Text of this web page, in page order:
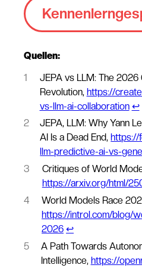
Quellen:
1
JEPA vs LLM: The 2026
Revolution, https://
vs-llm-ai-collaboration ↩︎
2
JEPA, LLM: Why Yann
AI Is a Dead End, https://
llm-predictive-ai-vs-
3
Critiques of World
https://arxiv.org/html/
4
World Models Race
https://introl.com/blog/
2026 ↩︎
5
A Path Towards
Intelligence, https://